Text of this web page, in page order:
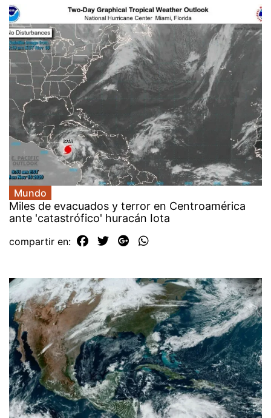
Mundo
Miles de evacuados y terror en Centroamérica
ante 'catastrófico' huracán Iota
compartir en: